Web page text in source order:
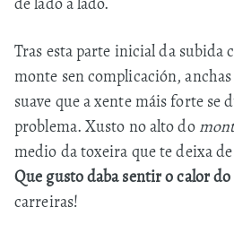
Tras esta parte inicial da subida
monte sen complicación,
suave que a xente máis forte se
problema. Xusto no alto do
medio da toxeira que te deixa
Que gusto daba sentir o calor do
carreiras!